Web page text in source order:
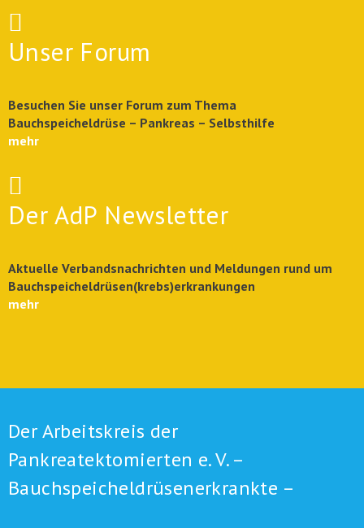
Unser Forum
Besuchen Sie unser Forum zum Thema
Bauchspeicheldrüse – Pankreas – Selbsthilfe
mehr
Der AdP Newsletter
Aktuelle Verbandsnachrichten und Meldungen rund um
Bauchspeicheldrüsen(krebs)erkrankungen
mehr
Der Arbeitskreis der
Pankreatektomierten e. V. –
Bauchspeicheldrüsen­erkrankte –